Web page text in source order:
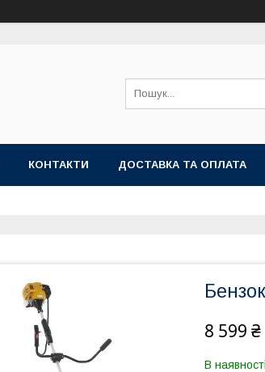
КОНТАКТИ ДОСТАВКА ТА ОПЛАТА
8 599 ₴
В наявності